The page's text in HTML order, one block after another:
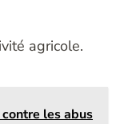
agricole.
les abus